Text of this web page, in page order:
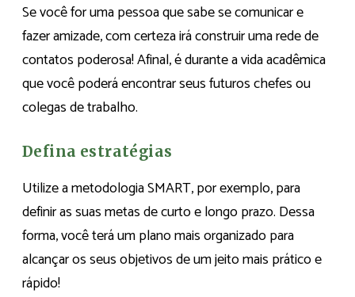
Se você for uma pessoa que sabe se comunicar e
fazer amizade, com certeza irá construir uma rede de
contatos poderosa! Afinal, é durante a vida acadêmica
que você poderá encontrar seus futuros chefes ou
colegas de trabalho.
Defina estratégias
Utilize a metodologia SMART, por exemplo, para
definir as suas metas de curto e longo prazo. Dessa
forma, você terá um plano mais organizado para
alcançar os seus objetivos de um jeito mais prático e
rápido!